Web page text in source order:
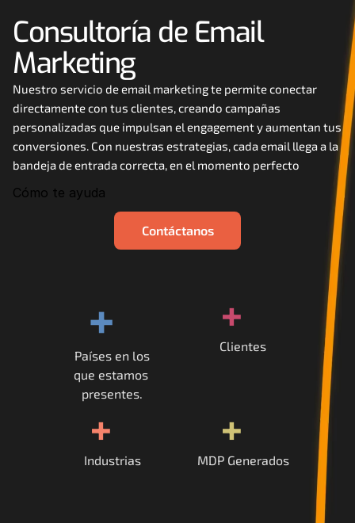
MHA Academy
Contáctanos
COMMUNITY
Careers
Docs
About
Consultoría de Email
Marketing
Nuestro servicio de email marketing te permite conectar
directamente con tus clientes, creando campañas
personalizadas que impulsan el engagement y aumentan tus
conversiones. Con nuestras estrategias, cada email llega a la
bandeja de entrada correcta, en el momento perfecto
Cómo te ayuda
Contáctanos
+
Países en los
que estamos
presentes.
+
Clientes
+
Industrias
+
MDP Generados